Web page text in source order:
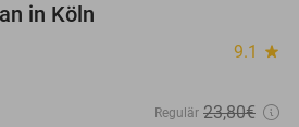
in Köln
9.1 star
Regulär 23,80€